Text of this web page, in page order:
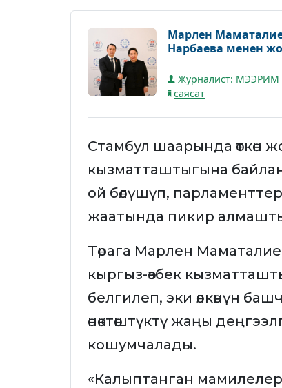
Марлен
Нарбаева менен
Журналист: МЭЭРИМ
саясат
Стамбул шаарында өткөн
кызматташтыгына
ой бөлүшүп,
жаатында пикир
Төрага Марлен
кыргыз-өзбек
белгилеп, эки өлкөнүн
өнөктөштүктү жаңы
кошумчалады.
«Калыптанган